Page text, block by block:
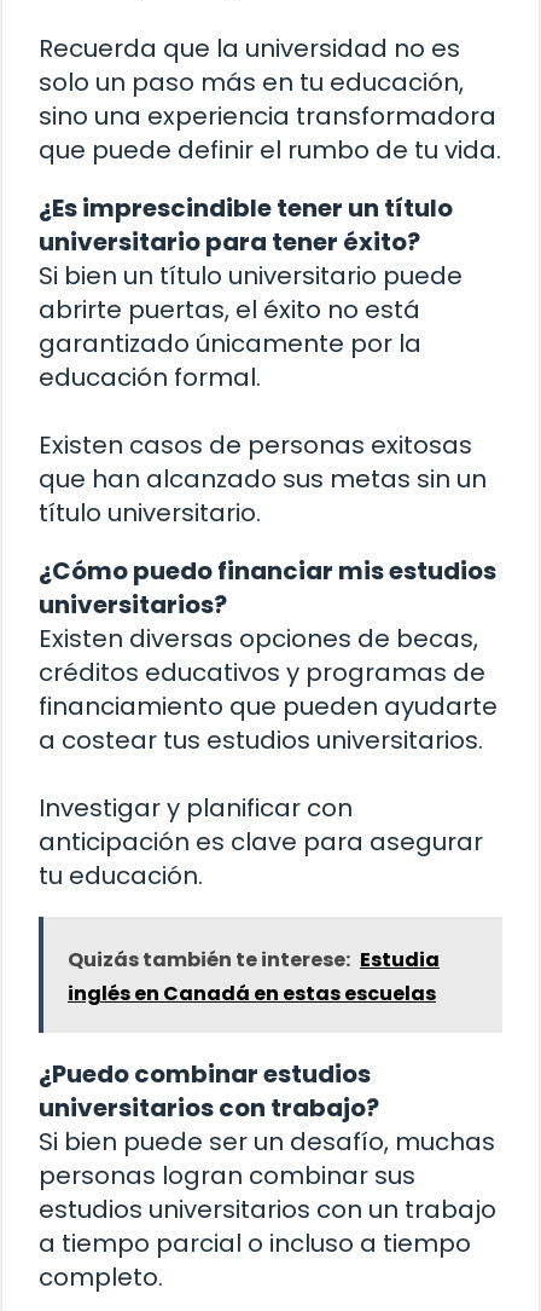
Recuerda que la universidad no es
solo un paso más en tu educación,
sino una experiencia transformadora
que puede definir el rumbo de tu vida.
¿Es imprescindible tener un título
universitario para tener éxito?
Si bien un título universitario puede
abrirte puertas, el éxito no está
garantizado únicamente por la
educación formal.
Existen casos de personas exitosas
que han alcanzado sus metas sin un
título universitario.
¿Cómo puedo financiar mis estudios
universitarios?
Existen diversas opciones de becas,
créditos educativos y programas de
financiamiento que pueden ayudarte
a costear tus estudios universitarios.
Investigar y planificar con
anticipación es clave para asegurar
tu educación.
Quizás también te interese: Estudia
inglés en Canadá en estas escuelas
¿Puedo combinar estudios
universitarios con trabajo?
Si bien puede ser un desafío, muchas
personas logran combinar sus
estudios universitarios con un trabajo
a tiempo parcial o incluso a tiempo
completo.